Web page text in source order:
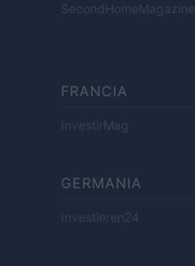
SecondHomeMagazine
FRANCIA
InvestirMag
GERMANIA
Investieren24